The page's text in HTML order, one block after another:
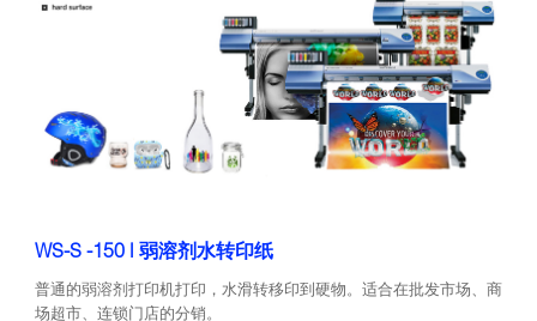
WS-S -150 | 弱溶剂水转印纸
普通的弱溶剂打印机打印，水滑转移印到硬物。适合在批发市场、商
场超市、连锁门店的分销。